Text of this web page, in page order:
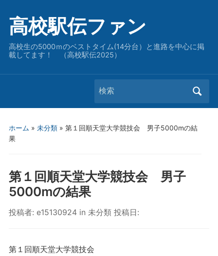
高校駅伝ファン
高校生の5000ｍのベストタイム(14分台）と進路を中心に掲
載してます！ （高校駅伝2025）
Search
for:
ホーム » 未分類» 第１回順天堂大学競技会 男子5000mの結
果
第１回順天堂大学競技会 男子
5000mの結果
投稿者: e15130924 in 未分類投稿日:
第１回順天堂大学競技会